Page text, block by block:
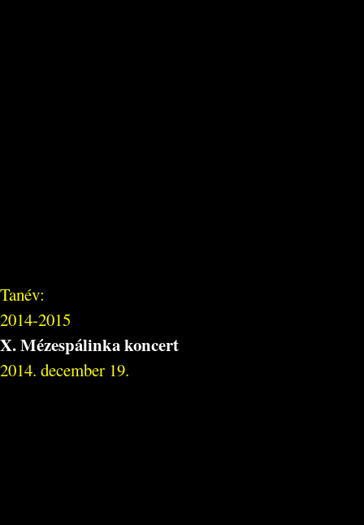
Tanév:
2014-2015
X. Mézespálinka koncert
2014. december 19.